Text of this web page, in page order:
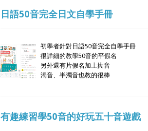
日語50音完全日文自學手冊
初學者針對日語50音完全自學手冊
很詳細的教學50音的平假名
另外還有片假名加上拗音
濁音、半濁音也教的很棒
有趣練習學50音的好玩五十音遊戲